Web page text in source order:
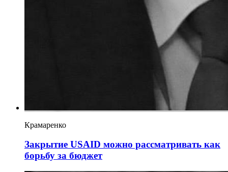
Крамаренко
Закрытие USAID можно рассматривать как
борьбу за бюджет